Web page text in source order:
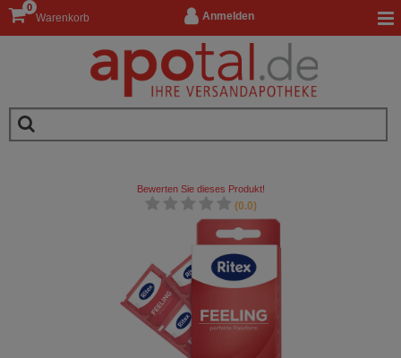
Anmelden
Warenkorb
0
Bewerten Sie dieses Produkt!
(0.0)